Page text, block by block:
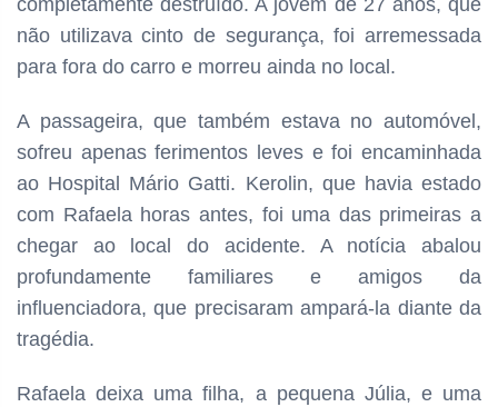
completamente destruído. A jovem de 27 anos, que
não utilizava cinto de segurança, foi arremessada
para fora do carro e morreu ainda no local.
A passageira, que também estava no automóvel,
sofreu apenas ferimentos leves e foi encaminhada
ao Hospital Mário Gatti. Kerolin, que havia estado
com Rafaela horas antes, foi uma das primeiras a
chegar ao local do acidente. A notícia abalou
profundamente familiares e amigos da
influenciadora, que precisaram ampará-la diante da
tragédia.
Rafaela deixa uma filha, a pequena Júlia, e uma